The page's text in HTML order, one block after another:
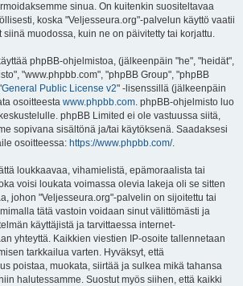
sinua. On kuitenkin suositeltavaa
koska "Veljesseura.org"-palvelun käyttö vaatii
siinä muodossa, kuin ne on päivitetty tai korjattu.
phpBB-ohjelmistoa, (jälkeenpäin "he", "heidät",
"www.phpbb.com", "phpBB Group", "phpBB
General Public License v2" -lisenssillä (jälkeenpäin
osoitteesta www.phpbb.com. phpBB-ohjelmisto luo
phpBB Limited ei ole vastuussa siitä,
sopivana sisältönä ja/tai käytöksenä. Saadaksesi
osoitteessa: https://www.phpbb.com/.
loukkaavaa, vihamielistä, epämoraalista tai
voisi loukata voimassa olevia lakeja oli se sitten
johon "Veljesseura.org"-palvelin on sijoitettu tai
tätä vastoin voidaan sinut välittömästi ja
käyttäjistä ja tarvittaessa internet-
yhteyttä. Kaikkien viestien IP-osoite tallennetaan
tarkkailua varten. Hyväksyt, että
poistaa, muokata, siirtää ja sulkea mikä tahansa
halutessamme. Suostut myös siihen, että kaikki